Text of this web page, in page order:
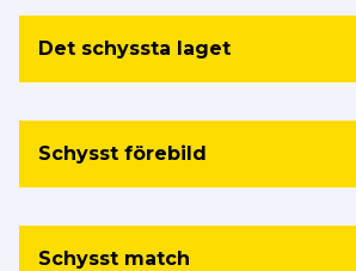
Det schyssta laget
Schysst förebild
Schysst match